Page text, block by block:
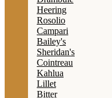
Heering
Rosolio
Campari
Bailey's
Sheridan's
Cointreau
Kahlua
Lillet
Bitter